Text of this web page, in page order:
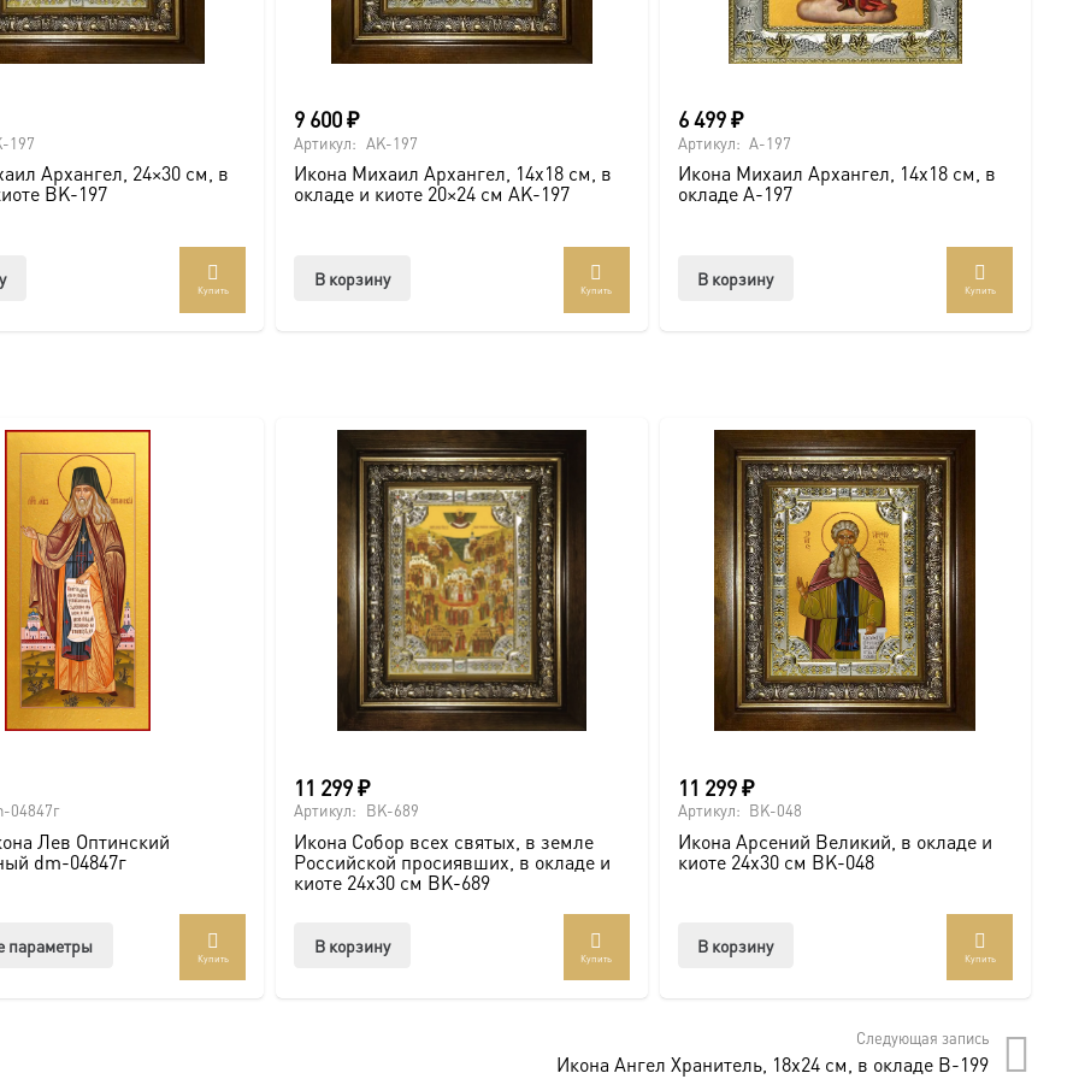
светом и напоминает о вечных ценностях.
197
Архангел, 24×30 см, в
BK-197
Купить
9 600₽
Артикул: AK-197
Икона Михаил Архангел, 14х18 см, в
окладе и киоте 20×24 см AK-197
В корзину
Купить
6 499₽
Артикул: A-197
Икона Михаил Архангел, 14х18 см, в
окладе A-197
В корзину
Купить
04847г
Лев Оптинский
dm-04847г
параметры
Купить
11 299₽
Артикул: BK-689
Икона Собор всех святых, в земле
Российской просиявших, в окладе и
киоте 24х30 см BK-689
В корзину
Купить
11 299₽
Артикул: BK-048
Икона Арсений Великий, в окладе и
киоте 24х30 см BK-048
В корзину
Купить
Следующая запись
Икона Ангел Хранитель, 18х24 см, в окладе B-199